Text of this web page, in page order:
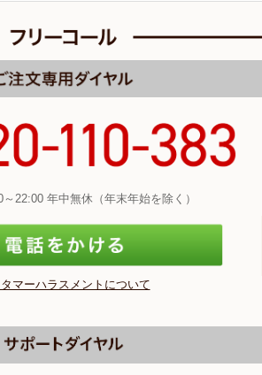
22:00 年中無休（年末年始を除く）
マーハラスメントについて